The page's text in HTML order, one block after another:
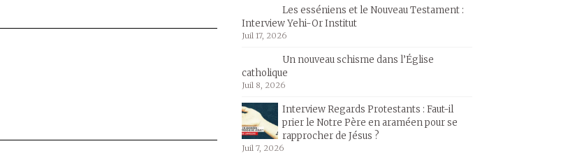
Les esséniens et le Nouveau Testament :
Interview Yehi-Or Institut
Juil 17, 2026
Un nouveau schisme dans l’Église
catholique
Juil 8, 2026
Interview Regards Protestants : Faut-il
prier le Notre Père en araméen pour se
rapprocher de Jésus ?
Juil 7, 2026